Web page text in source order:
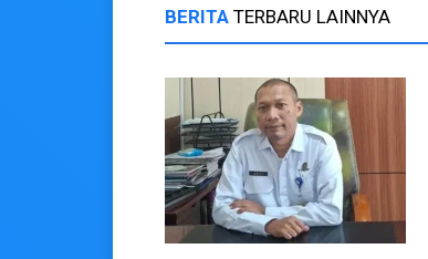
BERITA TERBARU LAINNYA